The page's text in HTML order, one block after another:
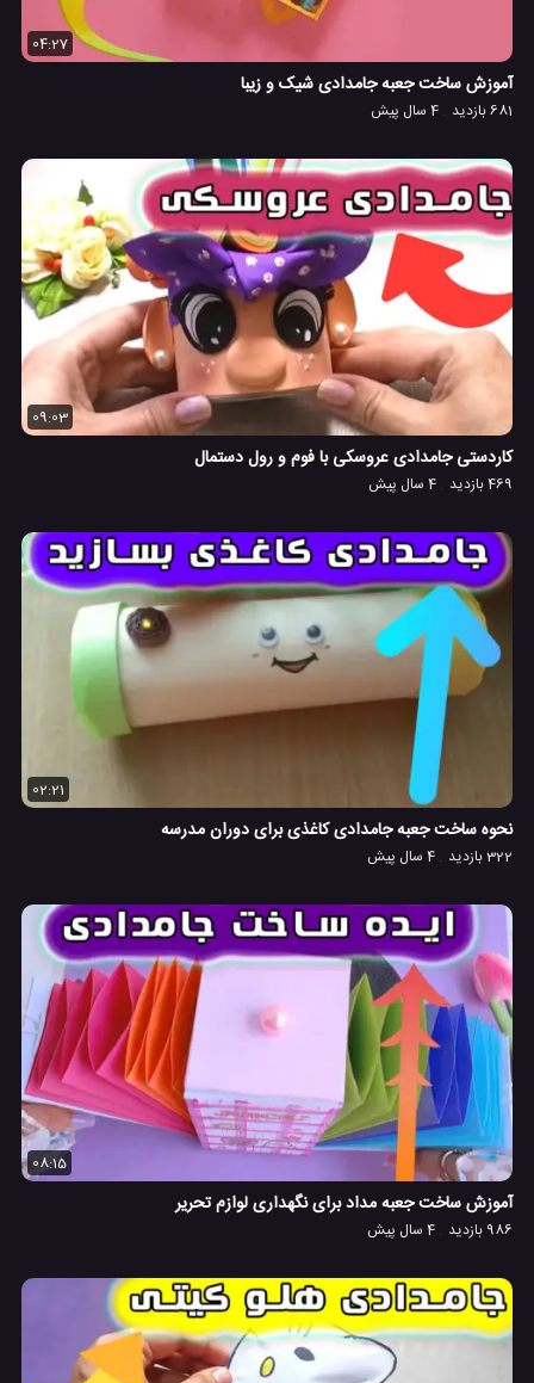
04:27
آموزش ساخت جعبه جامدادی شیک و زیبا
681 بازدید 4 سال پیش
09:03
کاردستی جامدادی عروسکی با فوم و رول دستمال
469 بازدید 4 سال پیش
02:21
نحوه ساخت جعبه جامدادی کاغذی برای دوران مدرسه
322 بازدید 4 سال پیش
08:15
آموزش ساخت جعبه مداد برای نگهداری لوازم تحریر
986 بازدید 4 سال پیش